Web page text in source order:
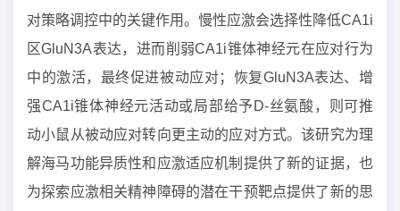
对策略调控中的关键作用。慢性应激会选择性降低CA1i
区GluN3A表达，进而削弱CA1i锥体神经元在应对行为
中的激活，最终促进被动应对；恢复GluN3A表达、增
强CA1i锥体神经元活动或局部给予D-丝氨酸，则可推
动小鼠从被动应对转向更主动的应对方式。该研究为理
解海马功能异质性和应激适应机制提供了新的证据，也
为探索应激相关精神障碍的潜在干预靶点提供了新的思